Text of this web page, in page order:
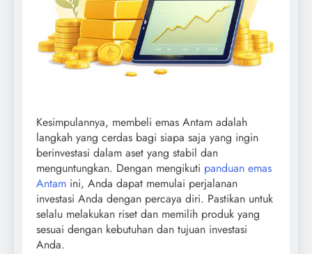
Kesimpulannya, membeli emas Antam adalah
langkah yang cerdas bagi siapa saja yang ingin
berinvestasi dalam aset yang stabil dan
menguntungkan. Dengan mengikuti panduan emas
Antam ini, Anda dapat memulai perjalanan
investasi Anda dengan percaya diri. Pastikan untuk
selalu melakukan riset dan memilih produk yang
sesuai dengan kebutuhan dan tujuan investasi
Anda.